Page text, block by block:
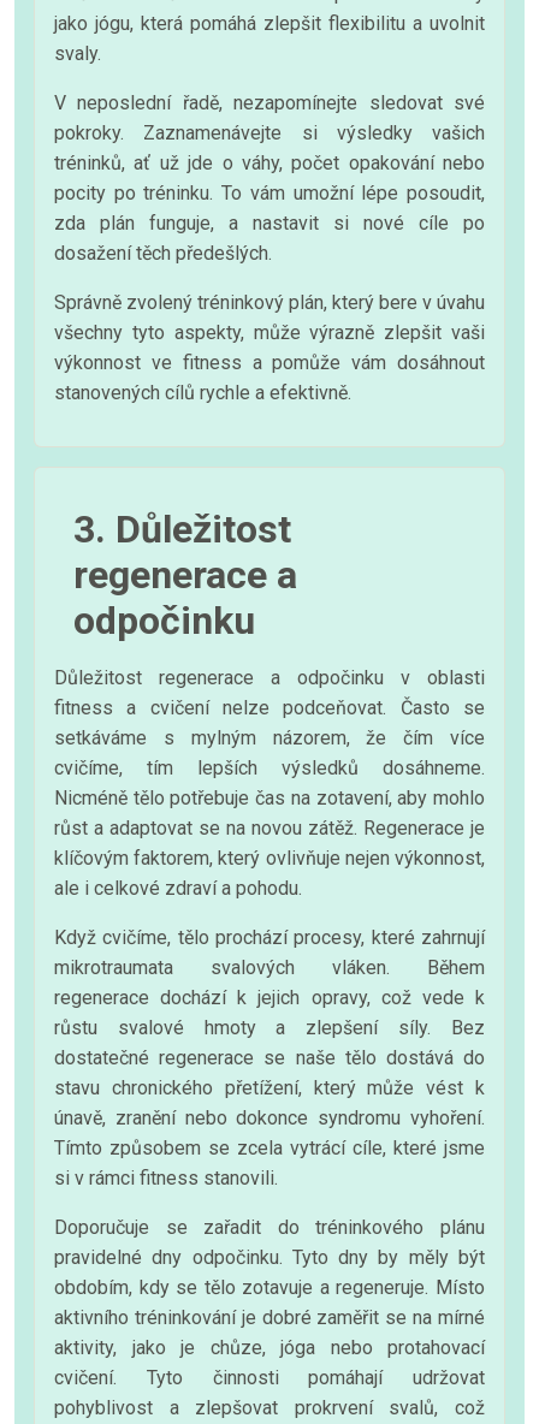
jako jógu, která pomáhá zlepšit flexibilitu a uvolnit
svaly.
V neposlední řadě, nezapomínejte sledovat své
pokroky. Zaznamenávejte si výsledky vašich
tréninků, ať už jde o váhy, počet opakování nebo
pocity po tréninku. To vám umožní lépe posoudit,
zda plán funguje, a nastavit si nové cíle po
dosažení těch předešlých.
Správně zvolený tréninkový plán, který bere v úvahu
všechny tyto aspekty, může výrazně zlepšit vaši
výkonnost ve fitness a pomůže vám dosáhnout
stanovených cílů rychle a efektivně.
3. Důležitost
regenerace a
odpočinku
Důležitost regenerace a odpočinku v oblasti
fitness a cvičení nelze podceňovat. Často se
setkáváme s mylným názorem, že čím více
cvičíme, tím lepších výsledků dosáhneme.
Nicméně tělo potřebuje čas na zotavení, aby mohlo
růst a adaptovat se na novou zátěž. Regenerace je
klíčovým faktorem, který ovlivňuje nejen výkonnost,
ale i celkové zdraví a pohodu.
Když cvičíme, tělo prochází procesy, které zahrnují
mikrotraumata svalových vláken. Během
regenerace dochází k jejich opravy, což vede k
růstu svalové hmoty a zlepšení síly. Bez
dostatečné regenerace se naše tělo dostává do
stavu chronického přetížení, který může vést k
únavě, zranění nebo dokonce syndromu vyhoření.
Tímto způsobem se zcela vytrácí cíle, které jsme
si v rámci fitness stanovili.
Doporučuje se zařadit do tréninkového plánu
pravidelné dny odpočinku. Tyto dny by měly být
obdobím, kdy se tělo zotavuje a regeneruje. Místo
aktivního tréninkování je dobré zaměřit se na mírné
aktivity, jako je chůze, jóga nebo protahovací
cvičení. Tyto činnosti pomáhají udržovat
pohyblivost a zlepšovat prokrvení svalů, což